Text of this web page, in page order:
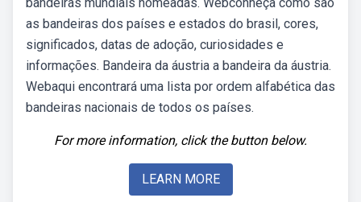
as bandeiras dos países e estados do brasil, cores,
significados, datas de adoção, curiosidades e
informações. Bandeira da áustria a bandeira da áustria.
Webaqui encontrará uma lista por ordem alfabética das
bandeiras nacionais de todos os países.
For more information, click the button below.
LEARN MORE